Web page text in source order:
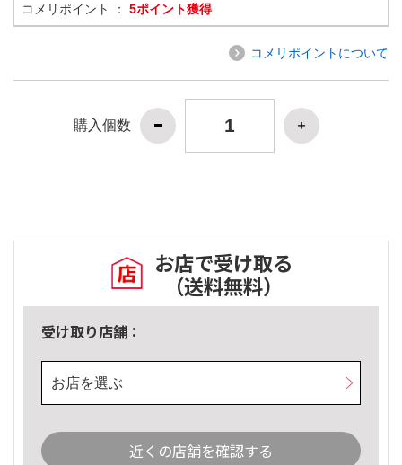
コメリポイント ： 5ポイント獲得
コメリポイントについて
購入個数
お店で受け取る
（送料無料）
受け取り店舗：
お店を選ぶ
近くの店舗を確認する